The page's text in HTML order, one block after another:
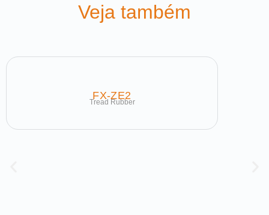
Veja também
FX-ZE2
Tread Rubber